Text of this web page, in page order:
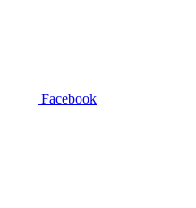
Facebook